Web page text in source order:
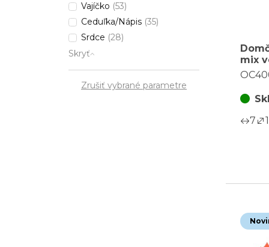
Vajíčko (53)
Ceduľka/Nápis (35)
Srdce (28)
Skryť
Zrušiť vybrané parametre
mix
7
1